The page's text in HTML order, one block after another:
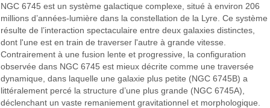
NGC 6745 est un système galactique complexe, situé à environ 206
millions d’années-lumière dans la constellation de la Lyre. Ce système
résulte de l’interaction spectaculaire entre deux galaxies distinctes,
dont l'une est en train de traverser l'autre à grande vitesse.
Contrairement à une fusion lente et progressive, la configuration
observée dans NGC 6745 est mieux décrite comme une traversée
dynamique, dans laquelle une galaxie plus petite (NGC 6745B) a
littéralement percé la structure d’une plus grande (NGC 6745A),
déclenchant un vaste remaniement gravitationnel et morphologique.